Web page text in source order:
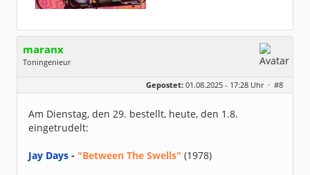
maranx
Toningenieur
Hachenburg/Westerwald
Alter:
70
Beiträge:
6910
Dabei seit:
12 / 2006
Gepostet: 01.08.2025 - 17:28 Uhr · #8
Am Dienstag, den 29. bestellt, heute, den 1.8.
eingetrudelt:
Jay Days - "Between The Swells" (1978)